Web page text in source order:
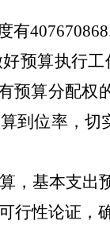
有
预算执行
预算分配权
到位率，
，基本支出
行性论证，